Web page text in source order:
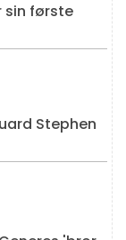
sin første
Stephen